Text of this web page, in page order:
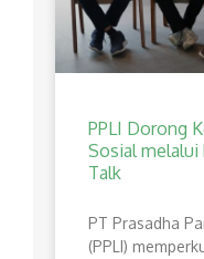
PPLI Dorong
Sosial melalui
Talk
PT Prasadha
(PPLI)